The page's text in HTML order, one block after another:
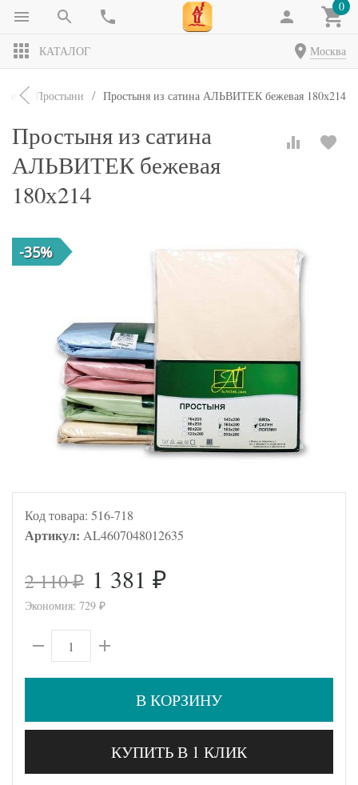
0
КАТАЛОГ Москва
Простыни Простыня из сатина АЛЬВИТЕК бежевая 180х214
Простыня из сатина
АЛЬВИТЕК бежевая
180х214
-35%
Код товара: 516-718
Артикул: AL4607048012635
2 110₽ 1 381 ₽
Экономия: 729 ₽
В КОРЗИНУ
КУПИТЬ В 1 КЛИК